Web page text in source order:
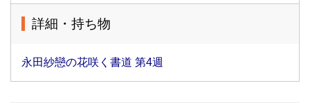
詳細・持ち物
永田紗戀の花咲く書道 第4週